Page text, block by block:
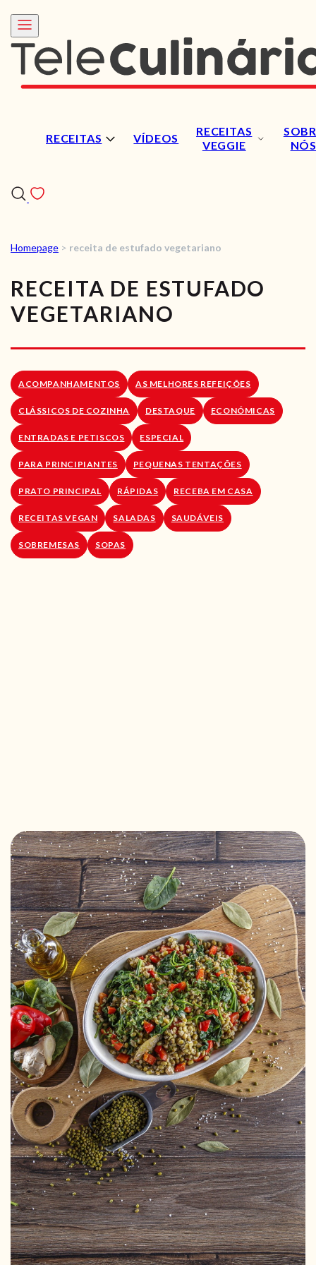
RECEITAS VÍDEOS
RECEITAS
VEGGIE
NÓS
RECEITAS
VÍDEOS
RECEITAS VEGGIE
LOJA ONLINE
BLOG
Homepage > receita de estufado vegetariano
RECEITA DE ESTUFADO
VEGETARIANO
ACOMPANHAMENTOS AS MELHORES REFEIÇÕES
CLÁSSICOS DE COZINHA DESTAQUE ECONÓMICAS
ENTRADAS E PETISCOS ESPECIAL
PARA PRINCIPIANTES PEQUENAS TENTAÇÕES
PRATO PRINCIPAL RÁPIDAS RECEBA EM CASA
RECEITAS VEGAN SALADAS SAUDÁVEIS
SOBREMESAS SOPAS